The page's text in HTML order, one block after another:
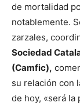
de mortalidad
notablemente.
zarzales,
Sociedad
(Camfic),
su relación con
de hoy, «será la